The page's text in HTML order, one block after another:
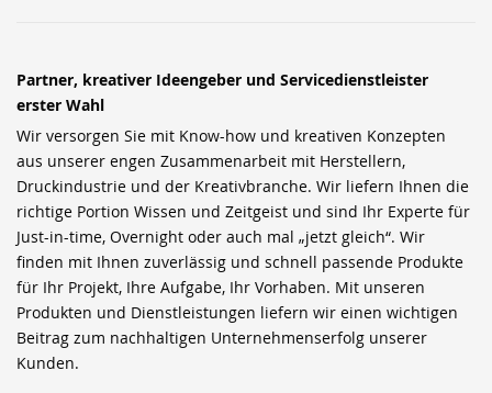
Partner, kreativer Ideengeber und Servicedienstleister
erster Wahl
Wir versorgen Sie mit Know-how und kreativen Konzepten
aus unserer engen Zusammenarbeit mit Herstellern,
Druckindustrie und der Kreativbranche. Wir liefern Ihnen die
richtige Portion Wissen und Zeitgeist und sind Ihr Experte für
Just-in-time, Overnight oder auch mal „jetzt gleich“. Wir
finden mit Ihnen zuverlässig und schnell passende Produkte
für Ihr Projekt, Ihre Aufgabe, Ihr Vorhaben. Mit unseren
Produkten und Dienstleistungen liefern wir einen wichtigen
Beitrag zum nachhaltigen Unternehmenserfolg unserer
Kunden.